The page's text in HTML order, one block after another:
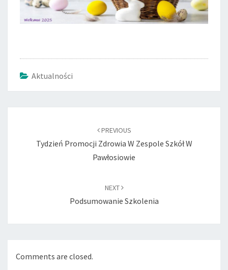
Aktualności
PREVIOUS
Tydzień Promocji Zdrowia W Zespole Szkół W
Pawłosiowie
NEXT
Podsumowanie Szkolenia
Comments are closed.